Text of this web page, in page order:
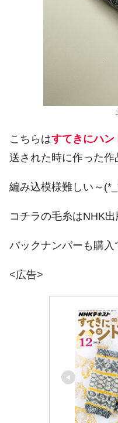
こちらはすてきにハン
送された時に作った作
編み込模様難しい～
コチラの毛糸はNHK出
バックナンバーも購入
<広告>